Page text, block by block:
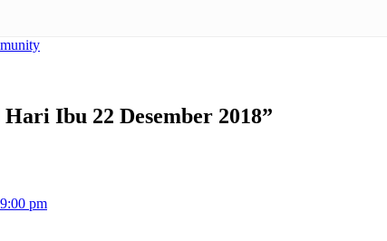
Ibu 22 Desember 2018”
pm